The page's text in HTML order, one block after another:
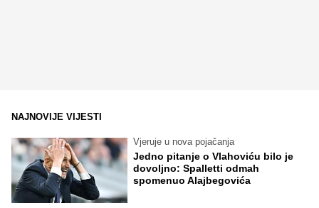
NAJNOVIJE VIJESTI
Vjeruje u nova pojačanja
Jedno pitanje o Vlahoviću bilo je
dovoljno: Spalletti odmah
spomenuo Alajbegovića